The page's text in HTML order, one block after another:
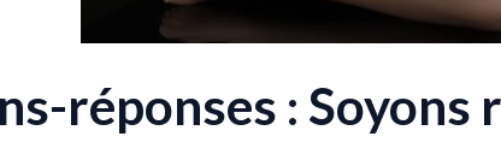
réponses : Soyons